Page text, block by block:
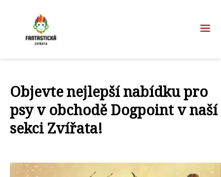
Objevte nejlepší nabídku pro
psy v obchodě Dogpoint v naší
sekci Zvířata!